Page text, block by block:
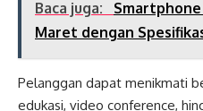
Baca juga:
Smartphone
Maret dengan
Pelanggan dapat menikmati
edukasi, video conference,